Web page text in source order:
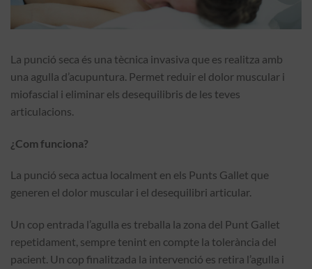
La punció seca és una tècnica invasiva que es realitza amb
una agulla d’acupuntura. Permet reduir el dolor muscular i
miofascial i eliminar els desequilibris de les teves
articulacions.
¿Com funciona?
La punció seca actua localment en els Punts Gallet que
generen el dolor muscular i el desequilibri articular.
Un cop entrada l’agulla es treballa la zona del Punt Gallet
repetidament, sempre tenint en compte la tolerància del
pacient. Un cop finalitzada la intervenció es retira l’agulla i